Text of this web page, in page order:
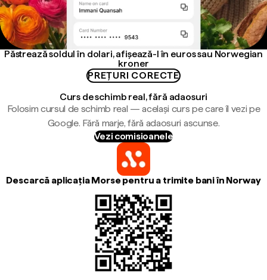
Păstrează soldul în dolari, afișează-l în euros sau Norwegian
kroner
PREȚURI CORECTE
Curs de schimb real, fără adaosuri
Folosim cursul de schimb real — același curs pe care îl vezi pe
Google. Fără marje, fără adaosuri ascunse.
Vezi comisioanele
Descarcă aplicația Morse pentru a trimite bani în Norway